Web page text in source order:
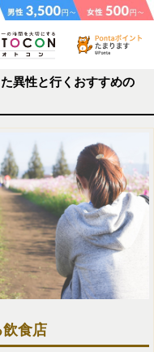
異性と行くおすすめの
食店